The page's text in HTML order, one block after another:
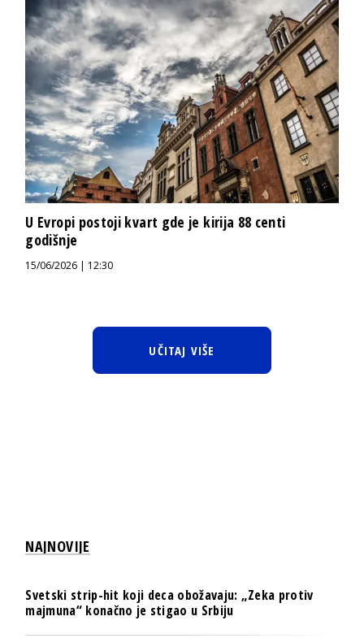
U Evropi postoji kvart gde je kirija 88 centi
godišnje
15/06/2026 | 12:30
UČITAJ VIŠE
NAJNOVIJE
Svetski strip-hit koji deca obožavaju: „Zeka protiv
majmuna“ konačno je stigao u Srbiju